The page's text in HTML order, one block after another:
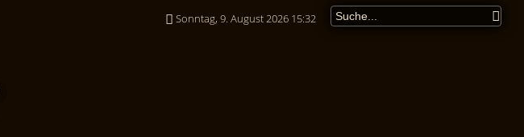
Sonntag, 9. August 2026 15:32